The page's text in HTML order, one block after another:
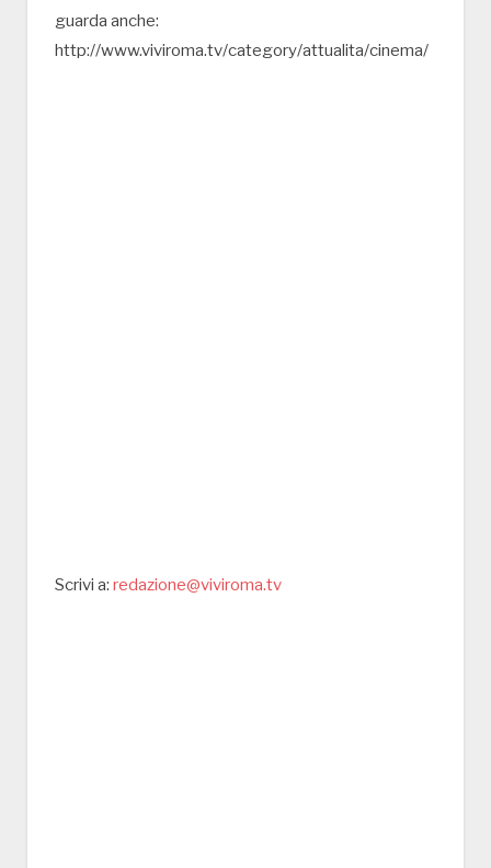
guarda anche:
http://www.viviroma.tv/category/attualita/cinema/
Scrivi a: redazione@viviroma.tv